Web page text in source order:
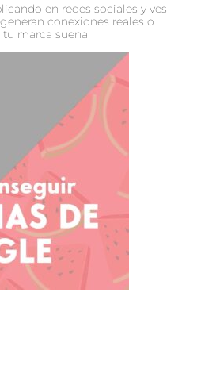
en redes sociales y ves
conexiones reales o
marca suena